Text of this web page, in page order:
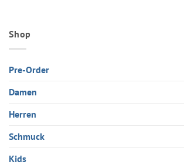
Shop
Pre-Order
Damen
Herren
Schmuck
Kids